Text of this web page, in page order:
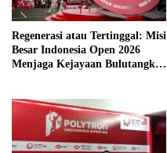
Regenerasi atau Tertinggal: Misi
Besar Indonesia Open 2026
Menjaga Kejayaan Bulutangkis